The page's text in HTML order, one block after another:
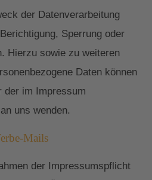
der Datenverarbeitung
Sperrung oder
Hierzu sowie zu weiteren
Daten können
der im Impressum
uns wenden.
Mails
der Impressumspflicht